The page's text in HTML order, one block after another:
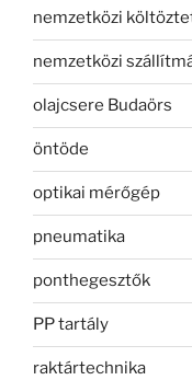
nemzetközi
nemzetközi
olajcsere Budaörs
öntöde
optikai mérőgép
pneumatika
ponthegesztők
PP tartály
raktártechnika